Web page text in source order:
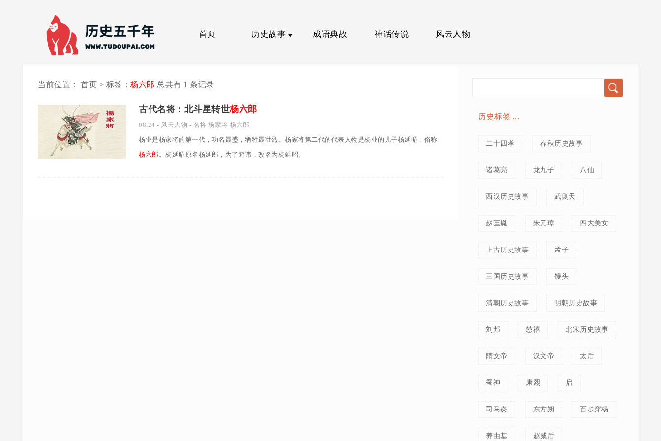
首页 历史故事 成语典故 神话传说 风云人物
当前位置： 首页 > 标签： 杨六郎 总共有 1 条记录
古代名将：北斗星转世杨六郎
08.24 - 风云人物 - 名将 杨家将 杨六郎
杨业是杨家将的第一代，功名最盛，牺牲最壮烈。杨家将第二代的代表人物是杨业的儿子杨延昭，俗称
杨六郎。杨延昭原名杨延郎，为了避讳，改名为杨延昭。
历史标签 ...
二十四孝 春秋历史故事
诸葛亮 龙九子 八仙
西汉历史故事 武则天
赵匡胤 朱元璋 四大美女
上古历史故事 孟子
三国历史故事 馒头
清朝历史故事 明朝历史故事
刘邦 慈禧 北宋历史故事
隋文帝 汉文帝 太后
蚕神 康熙 启
司马炎 东方朔 百步穿杨
养由基 赵威后